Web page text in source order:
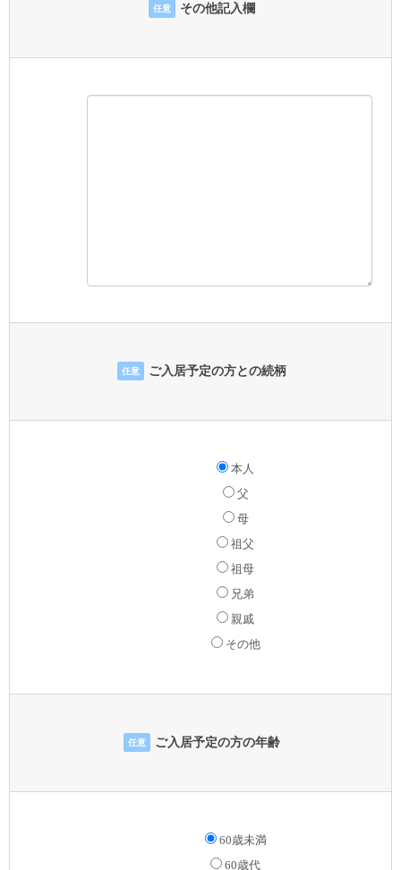
任意 その他記入欄
任意 ご入居予定の方との続柄
本人
父
母
祖父
祖母
兄弟
親戚
その他
任意 ご入居予定の方の年齢
60歳未満
60歳代